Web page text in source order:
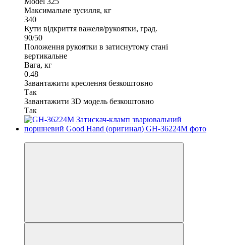
Максимальне зусилля, кг
340
Кути відкриття важеля/рукоятки, град.
90/50
Положення рукоятки в затиснутому стані
вертикальне
Вага, кг
0.48
Завантажити креслення безкоштовно
Так
Завантажити 3D модель безкоштовно
Так